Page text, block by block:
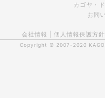
カゴヤ・
お問
会社情報 個人情報保護方針
Copyright © 2007-2020